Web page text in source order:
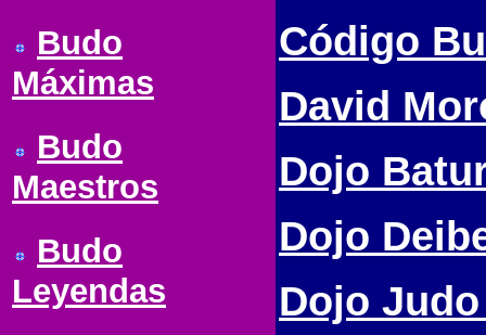
Budo
Máximas
Budo
Maestros
Budo
Leyendas
Código
David
Dojo
Dojo
Dojo